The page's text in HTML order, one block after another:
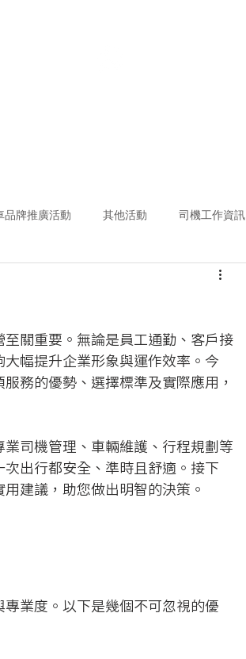
品牌推廣活動 其他活動 司機工作資訊
關重要。無論是員工通勤、客戶接
幅提升企業形象與運作效率。今
務的優勢、選擇標準及實際應用，
司機管理、車輛維護、行程規劃等
出行都安全、準時且舒適。接下
建議，助您做出明智的決策。
業度。以下是幾個不可忽視的優